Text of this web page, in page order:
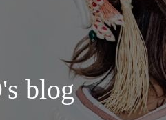
blog